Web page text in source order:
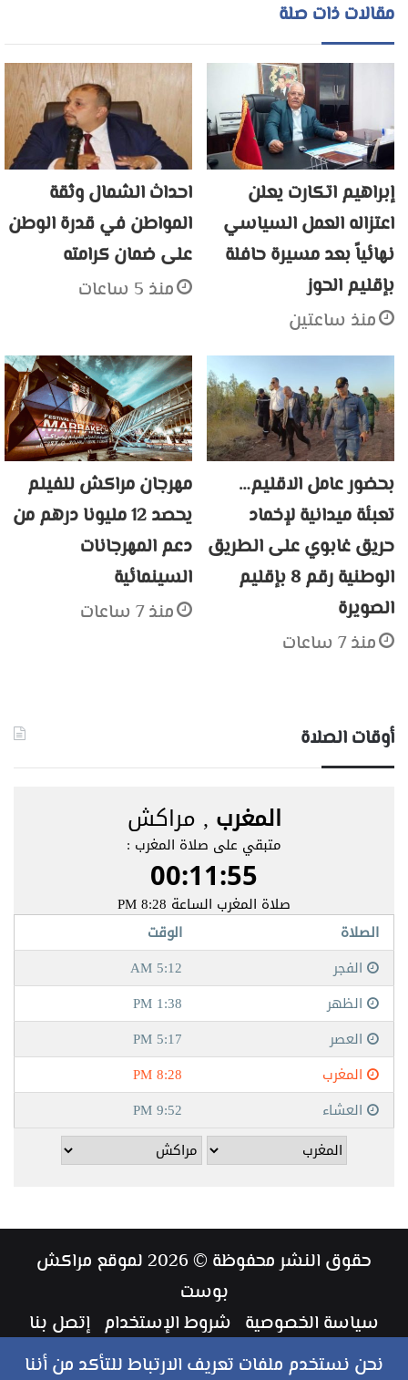
مقالات ذات صلة
إبراهيم اتكارت يعلن
اعتزاله العمل السياسي
نهائياً بعد مسيرة حافلة
بإقليم الحوز
منذ ساعتين
احداث الشمال وثقة
المواطن في قدرة الوطن
على ضمان كرامته
منذ 5 ساعات
بحضور عامل الاقليم…
تعبئة ميدانية لإخماد
حريق غابوي على الطريق
الوطنية رقم 8 بإقليم
الصويرة
منذ 7 ساعات
مهرجان مراكش للفيلم
يحصد 12 مليونا درهم من
دعم المهرجانات
السينمائية
منذ 7 ساعات
أوقات الصلاة
حقوق النشر محفوظة © 2026 لموقع مراكش
بوست
سياسة الخصوصية شروط الإستخدام إتصل بنا
طاقم العمل
نحن نستخدم ملفات تعريف الارتباط للتأكد من أننا